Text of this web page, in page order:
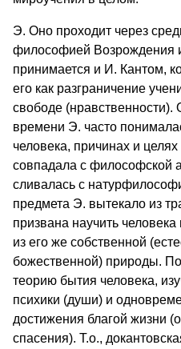
Э. Оно проходит через
философией Возрождения
принимается и И. Кантом,
его как разграничение
свободе (нравственности).
времени Э. часто
человека, причинах и
совпадала с философской
сливалась с
предмета Э. вытекало из
призвана научить
из его же собственной
божественной) природы.
теорию бытия человека,
психики (души) и
достижения благой жизни
спасения). Т.о.,